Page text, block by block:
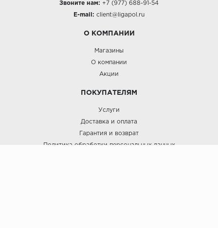
Звоните нам: +7 (977) 688-91-54
E-mail: client@ligapol.ru
О КОМПАНИИ
Магазины
О компании
Акции
ПОКУПАТЕЛЯМ
Услуги
Доставка и оплата
Гарантия и возврат
Политика обработки персональных данных